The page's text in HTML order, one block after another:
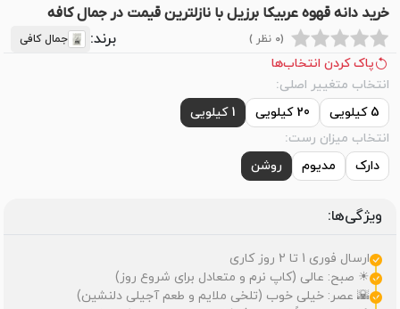
خرید دانه قهوه عربیکا برزیل با نازلترین قیمت در جمال کافه
(0 نظر ) برند: جمال کافی
پاک کردن انتخاب‌ها
انتخاب متغییر اصلی:
5 کیلویی
20 کیلویی
1 کیلویی
انتخاب میزان رست:
دارک
مدیوم روشن
ویژگی‌ها:
ارسال فوری 1 تا 2 روز کاری
☀ صبح: عالی (کاپ نرم و متعادل برای شروع روز)
🌇 عصر: خیلی خوب (تلخی ملایم و طعم آجیلی دلنشین)